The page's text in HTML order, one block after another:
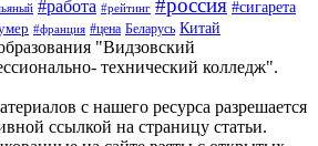
#работа #рейтинг #россия #сигарета
#франция #цена Беларусь Китай
"Видзовский
технический колледж".
с нашего ресурса разрешается
ссылкой на страницу статьи.